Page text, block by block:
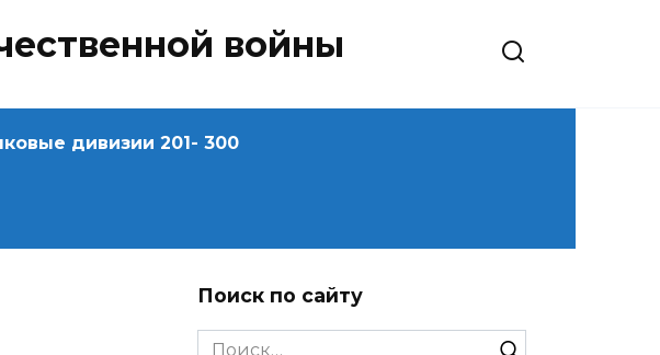
войны
дивизии 201- 300
Поиск по сайту
Search